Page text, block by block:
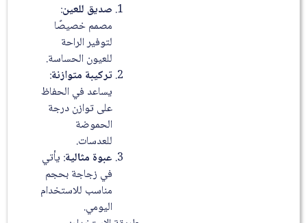
صديق للعين:
مصمم خصيصًا
لتوفير الراحة
للعيون الحساسة.
تركيبة متوازنة:
يساعد في الحفاظ
على توازن درجة
الحموضة
للعدسات.
عبوة مثالية: يأتي
في زجاجة بحجم
مناسب للاستخدام
اليومي.